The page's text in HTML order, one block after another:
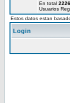
En total 2226
Usuarios
Estos datos estan
Login